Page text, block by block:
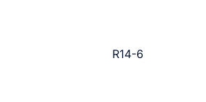
R14-6